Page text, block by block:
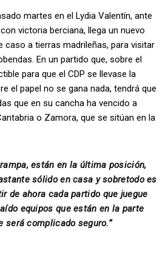
martes en el Lydia Valentín, ante
victoria berciana, llega un nuevo
caso a tierras madrileñas, para visitar
En un partido que, sobre el
para que el CDP se llevase la
el papel no se gana nada, tendrá que
que en su cancha ha vencido a
o Zamora, que se sitúan en la
están en la última posición,
sólido en casa y sobretodo es
de ahora cada partido que juegue
equipos que están en la parte
será complicado seguro.”